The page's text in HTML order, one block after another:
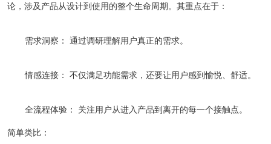
论，涉及产品从设计到使用的整个生命周期。其重点在于：
需求洞察： 通过调研理解用户真正的需求。
情感连接： 不仅满足功能需求，还要让用户感到愉悦、舒适。
全流程体验： 关注用户从进入产品到离开的每一个接触点。
简单类比：